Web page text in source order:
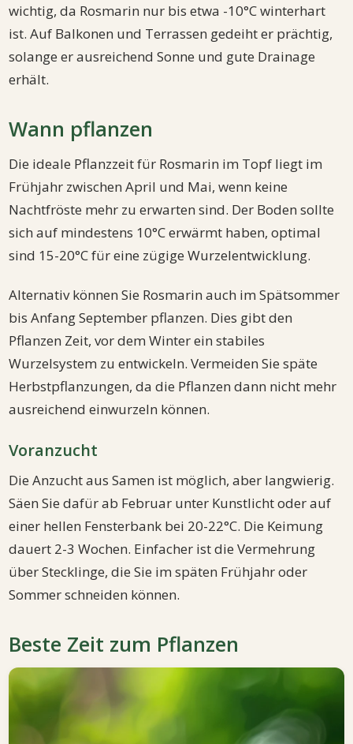
wichtig, da Rosmarin nur bis etwa -10°C winterhart
ist. Auf Balkonen und Terrassen gedeiht er prächtig,
solange er ausreichend Sonne und gute Drainage
erhält.
Wann pflanzen
Die ideale Pflanzzeit für Rosmarin im Topf liegt im
Frühjahr zwischen April und Mai, wenn keine
Nachtfröste mehr zu erwarten sind. Der Boden sollte
sich auf mindestens 10°C erwärmt haben, optimal
sind 15-20°C für eine zügige Wurzelentwicklung.
Alternativ können Sie Rosmarin auch im Spätsommer
bis Anfang September pflanzen. Dies gibt den
Pflanzen Zeit, vor dem Winter ein stabiles
Wurzelsystem zu entwickeln. Vermeiden Sie späte
Herbstpflanzungen, da die Pflanzen dann nicht mehr
ausreichend einwurzeln können.
Voranzucht
Die Anzucht aus Samen ist möglich, aber langwierig.
Säen Sie dafür ab Februar unter Kunstlicht oder auf
einer hellen Fensterbank bei 20-22°C. Die Keimung
dauert 2-3 Wochen. Einfacher ist die Vermehrung
über Stecklinge, die Sie im späten Frühjahr oder
Sommer schneiden können.
Beste Zeit zum Pflanzen